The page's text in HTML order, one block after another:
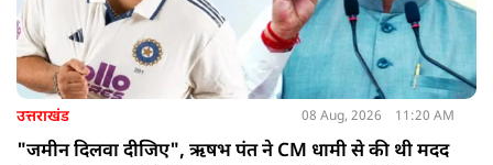
उत्तराखंड 08 Aug, 2026 11:20 AM
"जमीन दिलवा दीजिए", ऋषभ पंत ने CM धामी से की थी मदद